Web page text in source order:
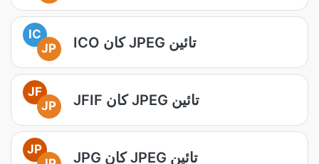
IC
JP
ICO کان JPEG تائين
JF
JP
JFIF کان JPEG تائين
JP
JPG کان JPEG تائين